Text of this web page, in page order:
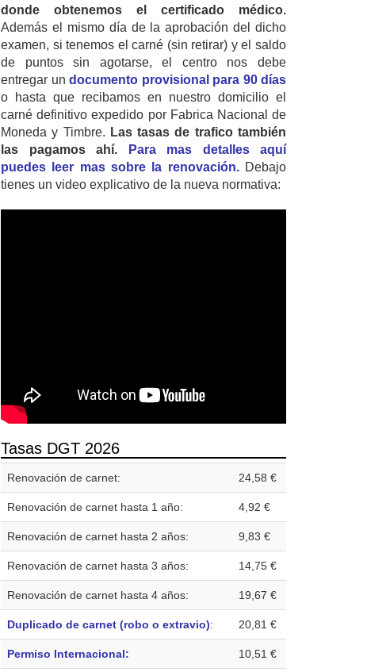
donde obtenemos el certificado médico.
Además el mismo día de la aprobación del dicho
examen, si tenemos el carné (sin retirar) y el saldo
de puntos sin agotarse, el centro nos debe
entregar un documento provisional para 90 días
o hasta que recibamos en nuestro domicilio el
carné definitivo expedido por Fabrica Nacional de
Moneda y Timbre. Las tasas de trafico también
las pagamos ahí.
Para mas detalles aquí
puedes leer mas sobre la renovación.Debajo
tienes un video explicativo de la nueva normativa:
Tasas DGT 2026
Renovación de carnet: 24,58 €
Renovación de carnet hasta 1 año: 4,92 €
Renovación de carnet hasta 2 años: 9,83 €
Renovación de carnet hasta 3 años: 14,75 €
Renovación de carnet hasta 4 años: 19,67 €
Duplicado de carnet (robo o extravio): 20,81 €
Permiso Internacional: 10,51 €